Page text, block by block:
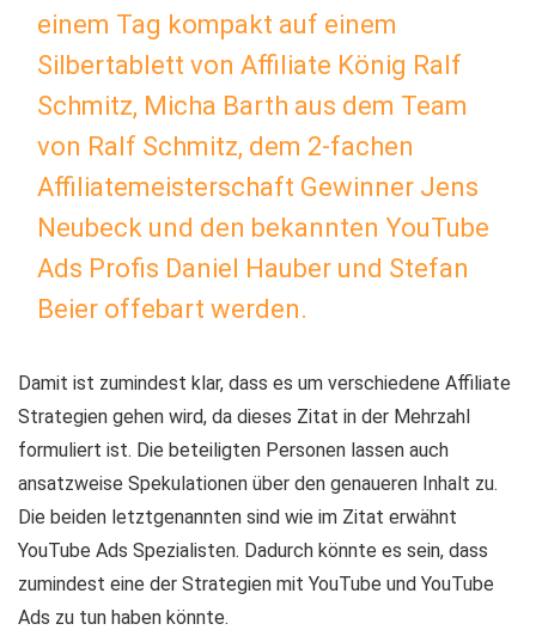
einem Tag kompakt auf einem
Silbertablett von Affiliate König Ralf
Schmitz, Micha Barth aus dem Team
von Ralf Schmitz, dem 2-fachen
Affiliatemeisterschaft Gewinner Jens
Neubeck und den bekannten YouTube
Ads Profis Daniel Hauber und Stefan
Beier offebart werden.
Damit ist zumindest klar, dass es um verschiedene Affiliate
Strategien gehen wird, da dieses Zitat in der Mehrzahl
formuliert ist. Die beteiligten Personen lassen auch
ansatzweise Spekulationen über den genaueren Inhalt zu.
Die beiden letztgenannten sind wie im Zitat erwähnt
YouTube Ads Spezialisten. Dadurch könnte es sein, dass
zumindest eine der Strategien mit YouTube und YouTube
Ads zu tun haben könnte.